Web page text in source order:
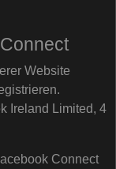
Website
Ireland Limited, 4
Connect